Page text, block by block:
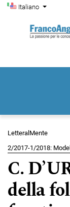
Salta al menu
Salta al contenuto
Salta al piè di
Cambia la lingua.
Italiano
Menu di
Menu
LetteralMente
2/2017-1/2018:
C.
della